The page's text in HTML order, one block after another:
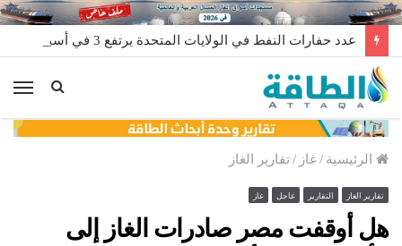
عدد حفارات النفط في الولايات المتحدة يرتفع 3 في أسبوع
الرئيسية /غاز /تقارير الغاز
تقارير الغاز التقارير عاجل غاز
هل أوقفت مصر صادرات الغاز إلى